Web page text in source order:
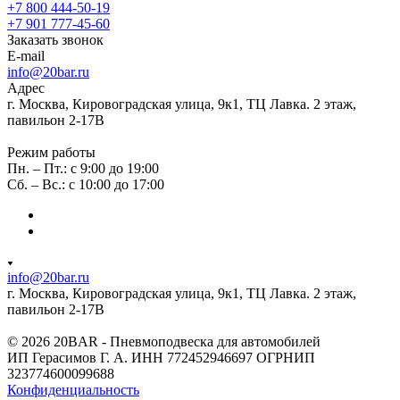
+7 800 444-50-19
+7 901 777-45-60
Заказать звонок
E-mail
info@20bar.ru
Адрес
г. Москва, Кировоградская улица, 9к1, ТЦ Лавка. 2 этаж,
павильон 2-17В
Режим работы
Пн. – Пт.: с 9:00 до 19:00
Сб. – Вс.: с 10:00 до 17:00
info@20bar.ru
г. Москва, Кировоградская улица, 9к1, ТЦ Лавка. 2 этаж,
павильон 2-17В
© 2026 20BAR - Пневмоподвеска для автомобилей
ИП Герасимов Г. А. ИНН 772452946697 ОГРНИП
323774600099688
Конфиденциальность